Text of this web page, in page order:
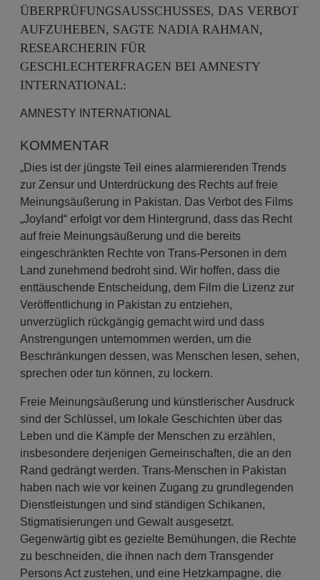
BERPRÜFUNGSAUSSCHUSSES, DAS VERBOT A
UFZUHEBEN, SAGTE NADIA RAHMAN, R
ESEARCHERIN FÜR G
ESCHLECHTERFRAGEN BEI AMNESTY I
NTERNATIONAL:
AMNESTY INTERNATIONAL
KOMMENTAR
„Dies ist der jüngste Teil eines alarmierenden Trends
zur Zensur und Unterdrückung des Rechts auf freie
Meinungsäußerung in Pakistan. Das Verbot des Films
„Joyland“ erfolgt vor dem Hintergrund, dass das Recht
auf freie Meinungsäußerung und die bereits
eingeschränkten Rechte von Trans-Personen in dem
Land zunehmend bedroht sind. Wir hoffen, dass die
enttäuschende Entscheidung, dem Film die Lizenz zur
Veröffentlichung in Pakistan zu entziehen,
unverzüglich rückgängig gemacht wird und dass
Anstrengungen unternommen werden, um die
Beschränkungen dessen, was Menschen lesen, sehen,
sprechen oder tun können, zu lockern.
Freie Meinungsäußerung und künstlerischer Ausdruck
sind der Schlüssel, um lokale Geschichten über das
Leben und die Kämpfe der Menschen zu erzählen,
insbesondere derjenigen Gemeinschaften, die an den
Rand gedrängt werden. Trans-Menschen in Pakistan
haben nach wie vor keinen Zugang zu grundlegenden
Dienstleistungen und sind ständigen Schikanen,
Stigmatisierungen und Gewalt ausgesetzt.
Gegenwärtig gibt es gezielte Bemühungen, die Rechte
zu beschneiden, die ihnen nach dem Transgender
Persons Act zustehen, und eine Hetzkampagne, die